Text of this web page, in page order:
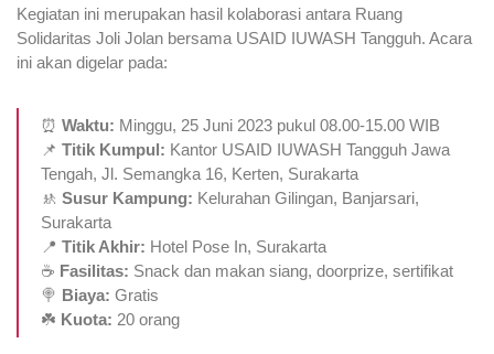
Kegiatan ini merupakan hasil kolaborasi antara Ruang
Solidaritas Joli Jolan bersama USAID IUWASH Tangguh. Acara
ini akan digelar pada:
⏰ Waktu: Minggu, 25 Juni 2023 pukul 08.00-15.00 WIB
📌 Titik Kumpul: Kantor USAID IUWASH Tangguh Jawa
Tengah, Jl. Semangka 16, Kerten, Surakarta
🚸 Susur Kampung: Kelurahan Gilingan, Banjarsari,
Surakarta
📍 Titik Akhir: Hotel Pose In, Surakarta
☕ Fasilitas: Snack dan makan siang, doorprize, sertifikat
🍭 Biaya: Gratis
☘️ Kuota: 20 orang